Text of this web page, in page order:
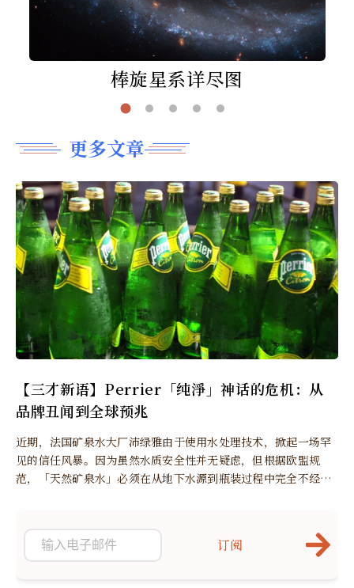
棒旋星系详尽图
更多文章
【三才新语】Perrier「纯淨」神话的危机：从
品牌丑闻到全球预兆
近期，法国矿泉水大厂沛绿雅由于使用水处理技术，掀起一场罕
见的信任风暴。因为虽然水质安全性并无疑虑，但根据欧盟规
范，「天然矿泉水」必须在从地下水源到瓶装过程中完全不经改
订阅